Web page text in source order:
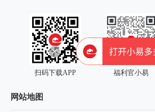
扫码下载APP 福利官小易
网站地图